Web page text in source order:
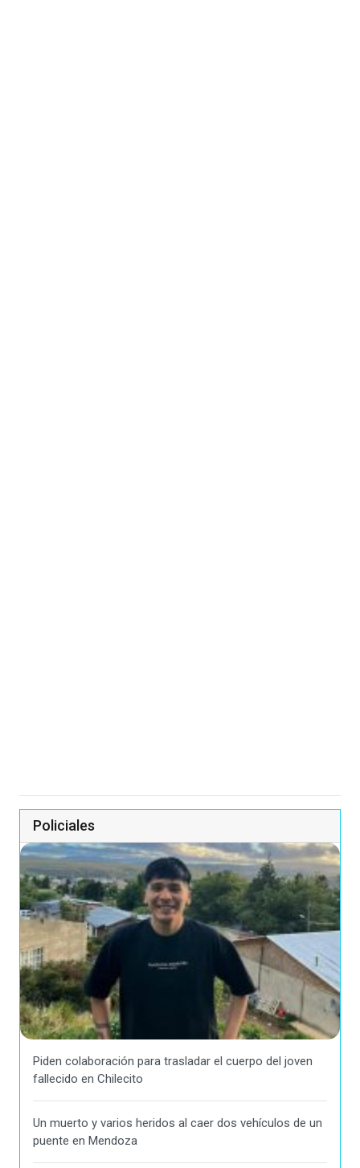
Policiales
Piden colaboración para trasladar el cuerpo del joven
fallecido en Chilecito
Un muerto y varios heridos al caer dos vehículos de un
puente en Mendoza